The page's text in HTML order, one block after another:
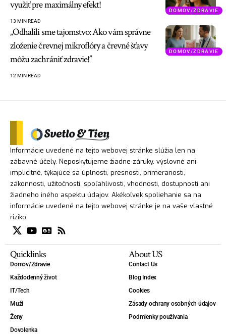
DOMOV/ZDRAVIE
využiť pre maximálny efekt!
13 MIN READ
DOMOV/ZDRAVIE
„Odhalili sme tajomstvo: Ako vám správne
zloženie črevnej mikroflóry a črevné šťavy
môžu zachrániť zdravie!”
12 MIN READ
Informácie uvedené na tejto webovej stránke slúžia len na
zábavné účely. Neposkytujeme žiadne záruky, výslovné ani
implicitné, týkajúce sa úplnosti, presnosti, primeranosti,
zákonnosti, užitočnosti, spoľahlivosti, vhodnosti, dostupnosti ani
žiadneho iného aspektu údajov. Akékoľvek spoliehanie sa na
informácie uvedené na tejto webovej stránke je na vaše vlastné
riziko.
Quicklinks
Domov/Zdravie
Každodenný život
IT/Tech
Muži
Ženy
Dovolenka
About US
Contact Us
Blog Index
Cookies
Zásady ochrany osobných údajov
Podmienky používania